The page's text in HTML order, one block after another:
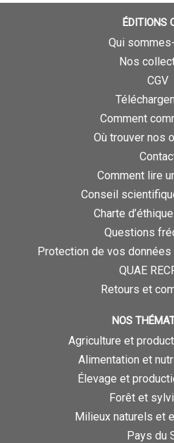
ÉDITIONS
Qui
Nos
CGV
Comment
Où trouver nos
Comment lire
Conseil
Charte
Questions
Protection de vos
QUAE
Retours et
NOS
Agriculture et
Alimentation et
Élevage et
Forêt et
Milieux naturels et
Pays du